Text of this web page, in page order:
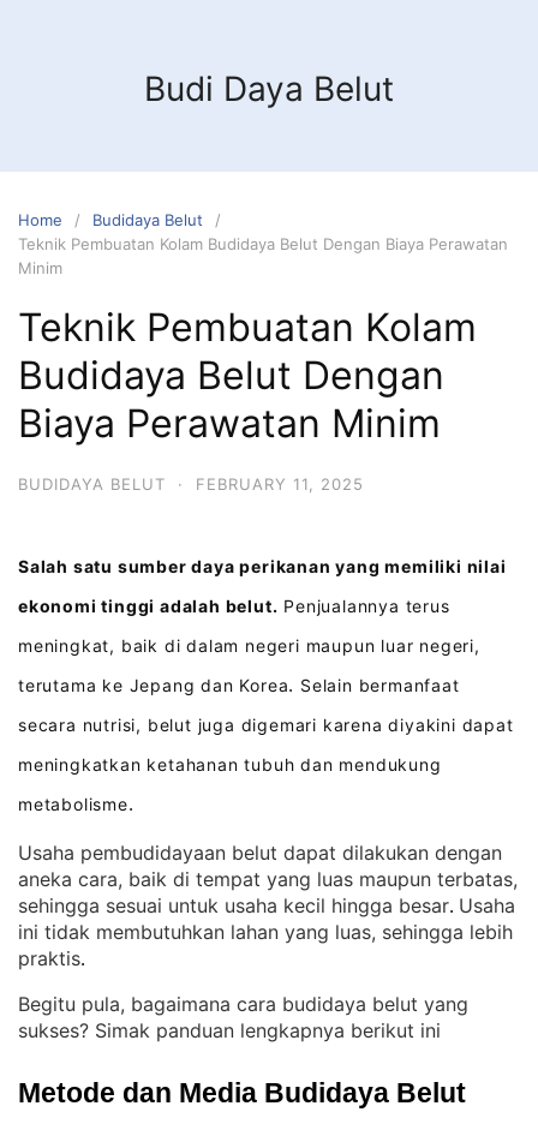
Budi Daya Belut
Home
Budidaya Belut
Teknik Pembuatan Kolam Budidaya Belut Dengan Biaya Perawatan
Minim
Teknik Pembuatan Kolam
Budidaya Belut Dengan
Biaya Perawatan Minim
BUDIDAYA BELUT · FEBRUARY 11, 2025
Salah satu sumber daya perikanan yang memiliki nilai
ekonomi tinggi adalah belut. Penjualannya terus
meningkat, baik di dalam negeri maupun luar negeri,
terutama ke Jepang dan Korea. Selain bermanfaat
secara nutrisi, belut juga digemari karena diyakini dapat
meningkatkan ketahanan tubuh dan mendukung
metabolisme.
Usaha pembudidayaan belut dapat dilakukan dengan
aneka cara, baik di tempat yang luas maupun terbatas,
sehingga sesuai untuk usaha kecil hingga besar. Usaha
ini tidak membutuhkan lahan yang luas, sehingga lebih
praktis.
Begitu pula, bagaimana cara budidaya belut yang
sukses? Simak panduan lengkapnya berikut ini
Metode dan Media Budidaya Belut